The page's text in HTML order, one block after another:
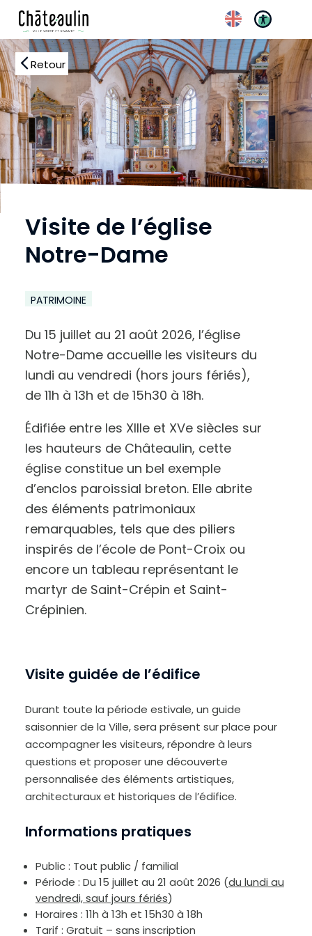
Réglages
u
m
e
e
l
e
e
x
Retour
Visite de l’église
Notre-Dame
PATRIMOINE
Du 15 juillet au 21 août 2026, l’église
Notre-Dame accueille les visiteurs du
lundi au vendredi (hors jours fériés),
de 11h à 13h et de 15h30 à 18h.
Édifiée entre les XIIIe et XVe siècles sur
les hauteurs de Châteaulin, cette
église constitue un bel exemple
d’enclos paroissial breton. Elle abrite
des éléments patrimoniaux
remarquables, tels que des piliers
inspirés de l’école de Pont-Croix ou
encore un tableau représentant le
martyr de Saint-Crépin et Saint-
Crépinien.
Visite guidée de l’édifice
Durant toute la période estivale, un guide
saisonnier de la Ville, sera présent sur place pour
accompagner les visiteurs, répondre à leurs
questions et proposer une découverte
personnalisée des éléments artistiques,
architecturaux et historiques de l’édifice.
Informations pratiques
Public : Tout public / familial
Période : Du 15 juillet au 21 août 2026 (du lundi au
vendredi, sauf jours fériés)
Horaires : 11h à 13h et 15h30 à 18h
Tarif : Gratuit – sans inscription